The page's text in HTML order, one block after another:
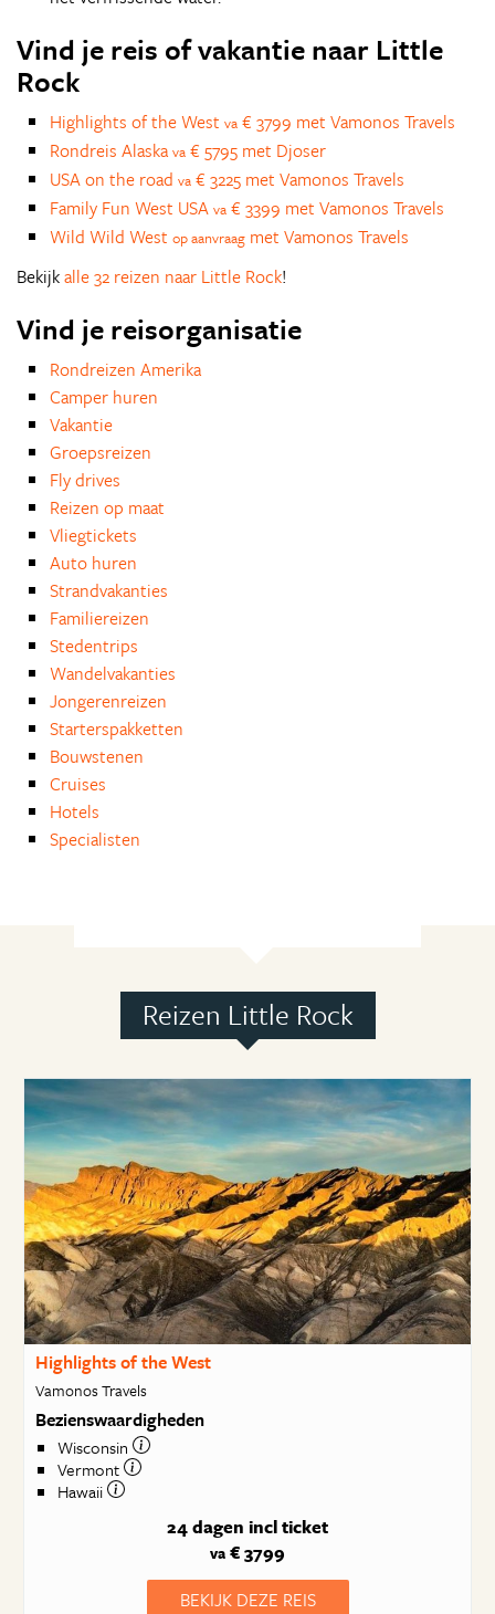
Vind je reis of vakantie naar Little
Rock
Highlights of the West va € 3799 met Vamonos Travels
Rondreis Alaska va € 5795 met Djoser
USA on the road va € 3225 met Vamonos Travels
Family Fun West USA va € 3399 met Vamonos Travels
Wild Wild West op aanvraag met Vamonos Travels
Bekijkalle 32 reizen naar Little Rock!
Vind je reisorganisatie
Rondreizen Amerika
Camper huren
Vakantie
Groepsreizen
Fly drives
Reizen op maat
Vliegtickets
Auto huren
Strandvakanties
Familiereizen
Stedentrips
Wandelvakanties
Jongerenreizen
Starterspakketten
Bouwstenen
Cruises
Hotels
Specialisten
Reizen Little Rock
Highlights of the West
Vamonos Travels
Bezienswaardigheden
Wisconsin
Vermont
Hawaii
24 dagen incl ticket
va € 3799
BEKIJK DEZE REIS